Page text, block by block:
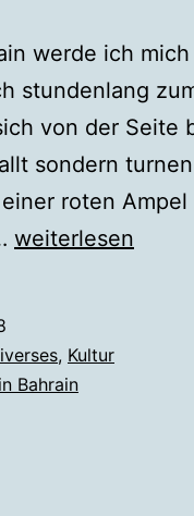
werde ich
stundenlang
von der Seite
sondern
roten
Verkehr
weiterlesen
, Kultur
Bahrain